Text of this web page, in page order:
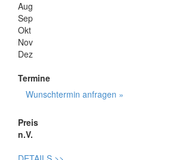
Aug
Sep
Okt
Nov
Dez
Termine
Wunschtermin anfragen »
Preis
n.V.